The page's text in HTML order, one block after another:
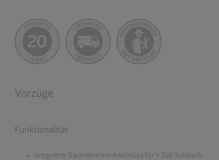
Vorzüge
Funktionalität
Integrierte Dachrinne mit Anschluss für 1-Zoll-Schlauch